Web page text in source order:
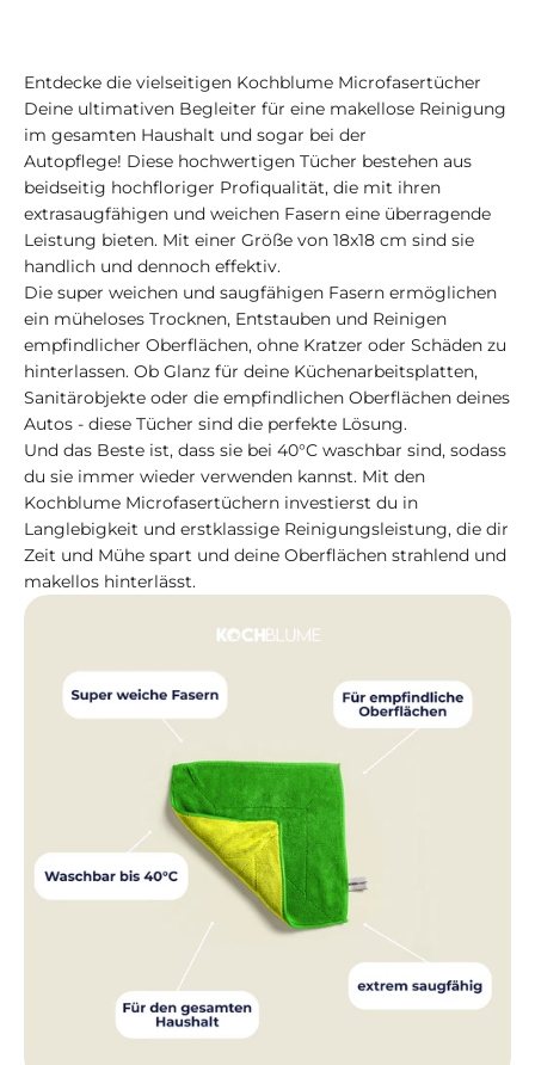
Entdecke die vielseitigen Kochblume Microfasertücher
Deine ultimativen Begleiter für eine makellose Reinigung
im gesamten Haushalt und sogar bei der
Autopflege! Diese hochwertigen Tücher bestehen aus
beidseitig hochfloriger Profiqualität, die mit ihren
extrasaugfähigen und weichen Fasern eine überragende
Leistung bieten. Mit einer Größe von 18x18 cm sind sie
handlich und dennoch effektiv.
Die super weichen und saugfähigen Fasern ermöglichen
ein müheloses Trocknen, Entstauben und Reinigen
empfindlicher Oberflächen, ohne Kratzer oder Schäden zu
hinterlassen. Ob Glanz für deine Küchenarbeitsplatten,
Sanitärobjekte oder die empfindlichen Oberflächen deines
Autos - diese Tücher sind die perfekte Lösung.
Und das Beste ist, dass sie bei 40°C waschbar sind, sodass
du sie immer wieder verwenden kannst. Mit den
Kochblume Microfasertüchern investierst du in
Langlebigkeit und erstklassige Reinigungsleistung, die dir
Zeit und Mühe spart und deine Oberflächen strahlend und
makellos hinterlässt.